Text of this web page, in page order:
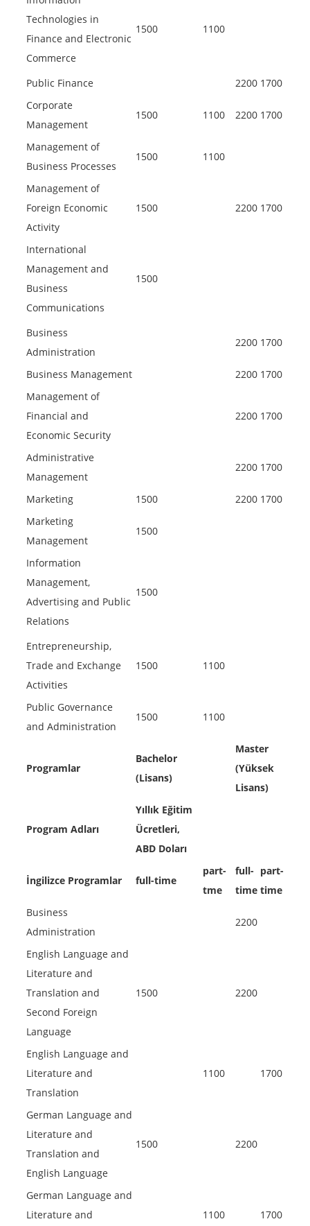
Technologies in
Finance and Electronic
Commerce
1500 1100
Public Finance 2200 1700
Corporate
Management
1500 1100 2200 1700
Management of
Business Processes
1500 1100
Management of
Foreign Economic
Activity
1500 2200 1700
International
Management and
Business
Communications
1500
Business
Administration
2200 1700
Business Management 2200 1700
Management of
Financial and
Economic Security
2200 1700
Administrative
Management
2200 1700
Marketing 1500 2200 1700
Marketing
Management
1500
Information
Management,
Advertising and Public
Relations
1500
Entrepreneurship,
Trade and Exchange
Activities
1500 1100
Public Governance
and Administration
1500 1100
Programlar
Bachelor
(Lisans)
Master
(Yüksek
Lisans)
Program Adları
Yıllık Eğitim
Ücretleri,
ABD Doları
İngilizce Programlar full-time
part-
tme
full-
time
part-
time
Business
Administration
2200
English Language and
Literature and
Translation and
Second Foreign
Language
1500 2200
English Language and
Literature and
Translation
1100 1700
German Language and
Literature and
Translation and
English Language
1500 2200
German Language and
Literature and
1100 1700